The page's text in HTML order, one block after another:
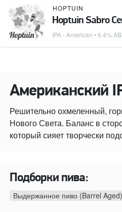
HOPTUIN
Hoptuin Sabro
IPA - American • 6.4%
Американский
Решительно охмеленный,
Нового Света. Баланс в
который сияет творчески
Подборки пива:
Выдержанное пиво (Barrel Aged)